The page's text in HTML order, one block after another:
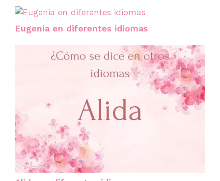
Eugenia en diferentes idiomas